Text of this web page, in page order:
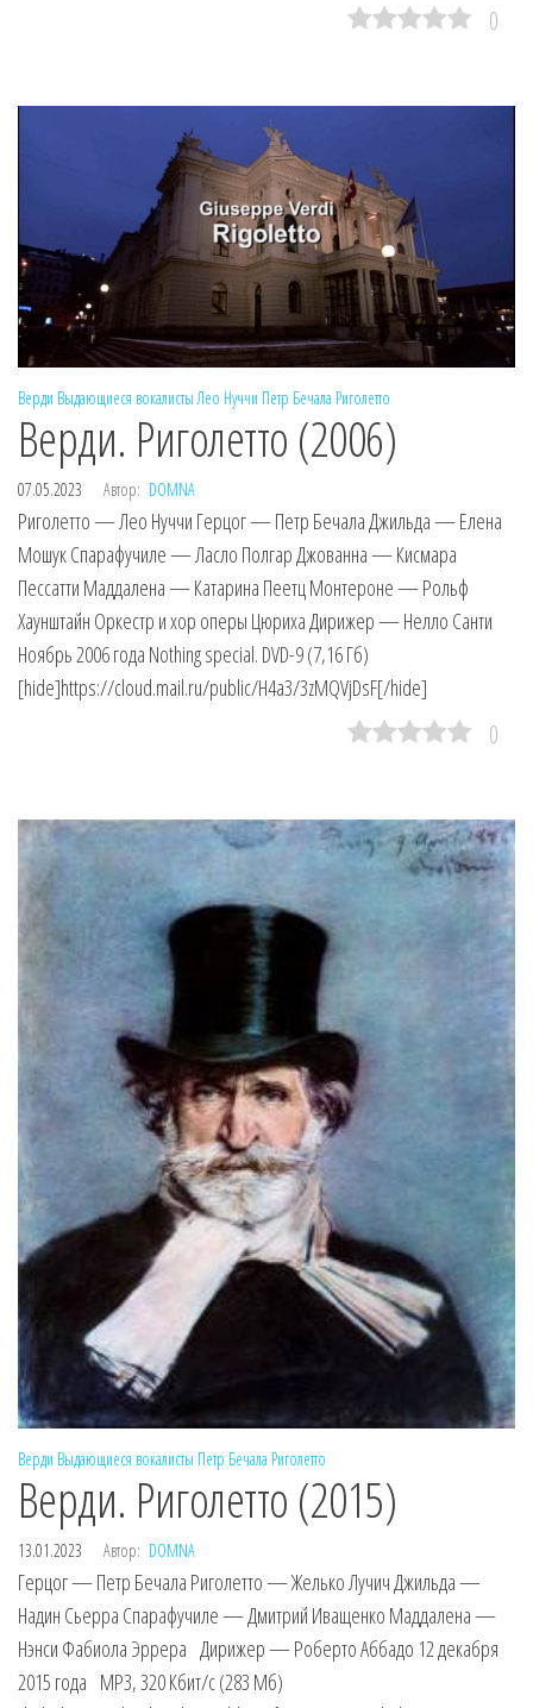
0
Верди Выдающиеся вокалисты Лео Нуччи Петр Бечала Риголетто
Верди. Риголетто (2006)
07.05.2023 Автор: DOMNA
Риголетто — Лео Нуччи Герцог — Петр Бечала Джильда — Елена
Мошук Спарафучиле — Ласло Полгар Джованна — Кисмара
Пессатти Маддалена — Катарина Пеетц Монтероне — Рольф
Хаунштайн Оркестр и хор оперы Цюриха Дирижер — Нелло Санти
Ноябрь 2006 года Nothing special. DVD-9 (7,16 Гб)
[hide]https://cloud.mail.ru/public/H4a3/3zMQVjDsF[/hide]
0
Верди Выдающиеся вокалисты Петр Бечала Риголетто
Верди. Риголетто (2015)
13.01.2023 Автор: DOMNA
Герцог — Петр Бечала Риголетто — Желько Лучич Джильда —
Надин Сьерра Спарафучиле — Дмитрий Иващенко Маддалена —
Нэнси Фабиола Эррера Дирижер — Роберто Аббадо 12 декабря
2015 года MP3, 320 Кбит/с (283 Мб)